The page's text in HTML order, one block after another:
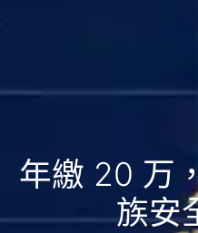
年繳 20 万
族安